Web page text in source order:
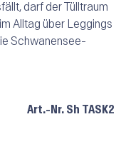
darf der Tülltraum
Alltag über Leggings
Schwanensee-
Art.-Nr. Sh TASK2